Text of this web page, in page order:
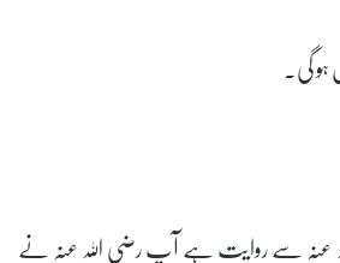
گی۔
عنہ سے روایت ہے آپ رضی اللہ عنہ نے